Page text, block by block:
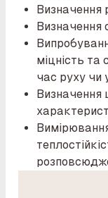
Визначення
Визначення
міцність та
час руху чи
Визначення